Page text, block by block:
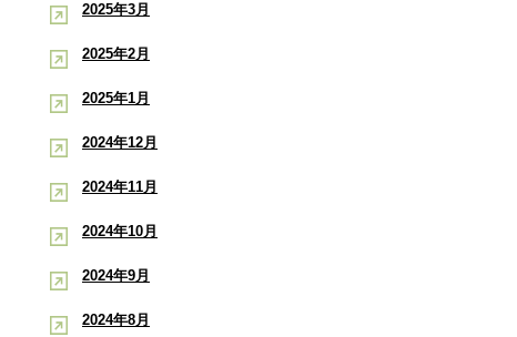
2025年3月
2025年2月
2025年1月
2024年12月
2024年11月
2024年10月
2024年9月
2024年8月